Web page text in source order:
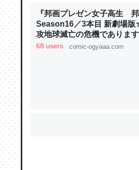
れ見て生きてるなって分かる。
─たまにLINEするくらいだった遠
た｜tayorini by LIFULL介護
ちょうど同じ理由でEcho
を実質100倍以上に伸ばす効
『邦画プレゼン女子高生 邦
Season16／3本目 新劇場
攻地球滅亡の危機でありま
OGYAAA!!
68 users comic-ogyaaa.com